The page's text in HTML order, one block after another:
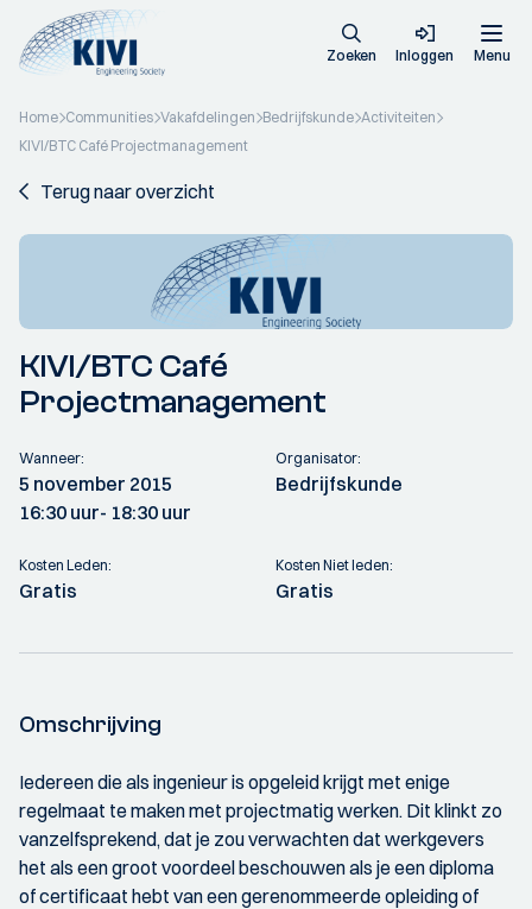
Zoeken Inloggen Menu
Home Communities Vakafdelingen Bedrijfskunde Activiteiten
KIVI/BTC Café Projectmanagement
Terug naar overzicht
KIVI/BTC Café
Projectmanagement
Wanneer:
5 november 2015
16:30 uur- 18:30 uur
Organisator:
Bedrijfskunde
Kosten Leden:
Gratis
Kosten Niet leden:
Gratis
Omschrijving
Iedereen die als ingenieur is opgeleid krijgt met enige
regelmaat te maken met projectmatig werken. Dit klinkt zo
vanzelfsprekend, dat je zou verwachten dat werkgevers
het als een groot voordeel beschouwen als je een diploma
of certificaat hebt van een gerenommeerde opleiding of